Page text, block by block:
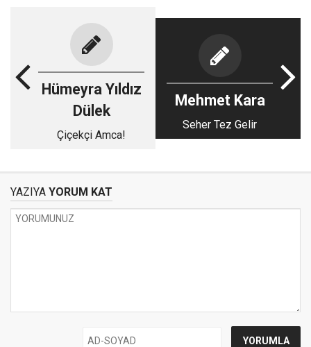
Hümeyra Yıldız
Dülek
Çiçekçi Amca!
Mehmet Kara
Seher Tez Gelir
YAZIYA YORUM KAT